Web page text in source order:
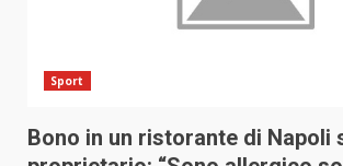
Sport
Bono in un ristorante di Napoli